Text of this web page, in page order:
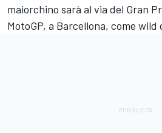
maiorchino sarà al via del Gran
MotoGP, a Barcellona, come wild